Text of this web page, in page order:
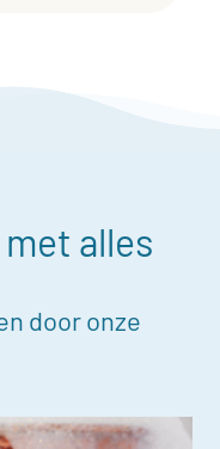
alles
door onze